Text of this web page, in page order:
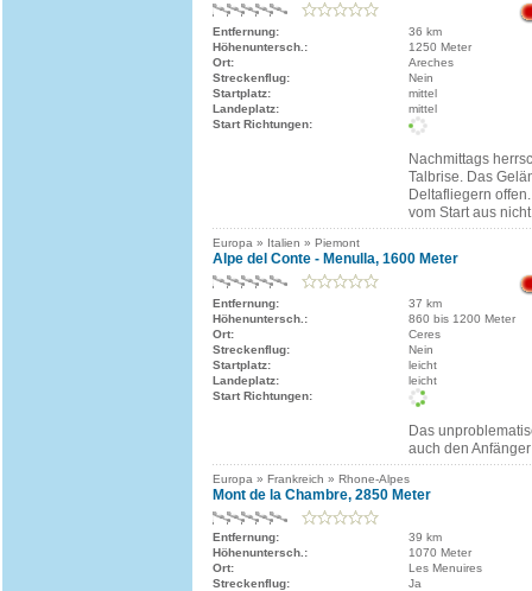
Entfernung:
36 km
Höhenuntersch.:
1250 Meter
Ort:
Areches
Streckenflug:
Nein
Startplatz:
mittel
Landeplatz:
mittel
Start Richtungen:
Nachmittags
Talbrise. Das
Deltafliegern
vom Start aus
Europa » Italien » Piemont
Alpe del Conte - Menulla, 1600 Meter
Entfernung:
37 km
Höhenuntersch.:
860 bis 1200 Meter
Ort:
Ceres
Streckenflug:
Nein
Startplatz:
leicht
Landeplatz:
leicht
Start Richtungen:
Das
auch den
Europa » Frankreich » Rhone-Alpes
Mont de la Chambre, 2850 Meter
Entfernung:
39 km
Höhenuntersch.:
1070 Meter
Ort:
Les Menuires
Streckenflug:
Ja